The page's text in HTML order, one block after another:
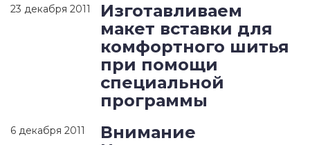
23 декабря 2011
Изготавливаем
макет вставки для
комфортного шитья
при помощи
специальной
программы
6 декабря 2011
Внимание